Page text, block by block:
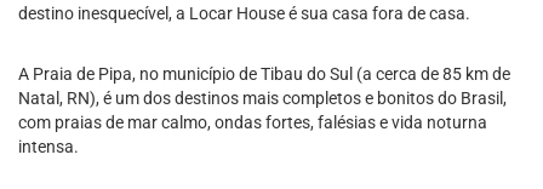
destino inesquecível, a Locar House é sua casa fora de casa.
A Praia de Pipa, no município de Tibau do Sul (a cerca de 85 km de
Natal, RN), é um dos destinos mais completos e bonitos do Brasil,
com praias de mar calmo, ondas fortes, falésias e vida noturna
intensa.